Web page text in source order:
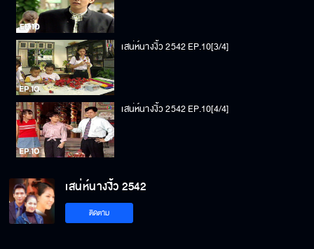
เสน่ห์นางงิ้ว 2542 EP.10[3/4]
เสน่ห์นางงิ้ว 2542 EP.10[4/4]
เสน่ห์นางงิ้ว 2542
ติดตาม